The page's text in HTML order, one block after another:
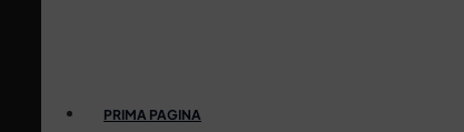
PRIMA PAGINA